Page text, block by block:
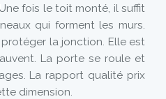
fois le toit monté, il suffit
qui forment les murs.
la jonction. Elle est
La porte se roule et
La rapport qualité prix
dimension.